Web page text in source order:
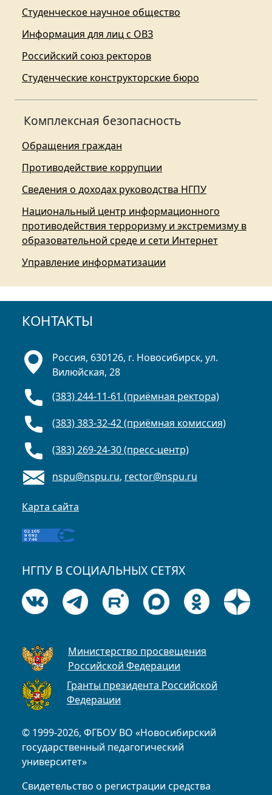
Студенческое научное общество
Информация для лиц с ОВЗ
Российский союз ректоров
Студенческие конструкторские бюро
Комплексная безопасность
Обращения граждан
Противодействие коррупции
Сведения о доходах руководства НГПУ
Национальный центр информационного
противодействия терроризму и экстремизму в
образовательной среде и сети Интернет
Управление информатизации
КОНТАКТЫ
© 1999-2026, ФГБОУ ВО «Новосибирский
государственный педагогический
университет»
Свидетельство о регистрации средства
Россия, 630126, г. Новосибирск, ул.
Вилюйская, 28
(383) 244-11-61 (приёмная ректора)
(383) 383-32-42 (приёмная комиссия)
(383) 269-24-30 (пресс-центр)
nspu@nspu.ru, rector@nspu.ru
Карта сайта
НГПУ В СОЦИАЛЬНЫХ СЕТЯХ
Министерство просвещения
Российской Федерации
Гранты президента Российской
Федерации